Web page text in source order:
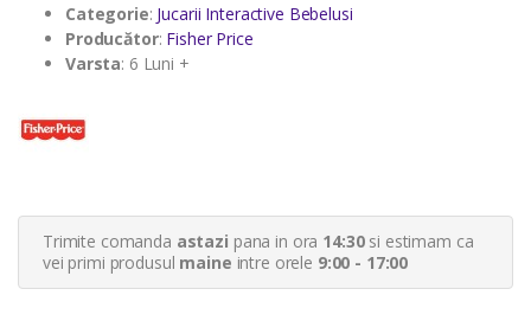
u
s
r
i
Categorie: Jucarii Interactive Bebelusi
Producător: Fisher Price
Varsta: 6 Luni +
Trimite comanda astazi pana in ora 14:30si estimam ca
vei primi produsul maine intre orele 9:00 - 17:00